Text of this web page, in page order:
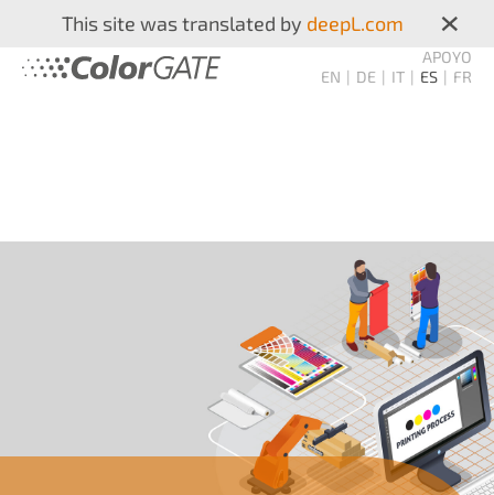
This site was translated by deepL.com ×
APOYO
EN
DE IT ES FR